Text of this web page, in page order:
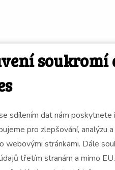
soukromí
sdílením dat nám poskytnete
pro zlepšování, analýzu
stránkami. Dále souhlasíte
třetím stranám a mimo EU.